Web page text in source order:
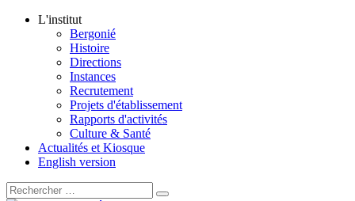
L'institut
Bergonié
Histoire
Directions
Instances
Recrutement
Projets d'établissement
Rapports d'activités
Culture & Santé
Actualités et Kiosque
English version
Rechercher :